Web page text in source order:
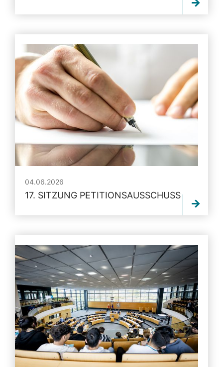
04.06.2026
17. SITZUNG PETITIONSAUSSCHUSS